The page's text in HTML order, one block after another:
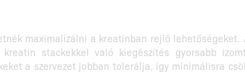
maximalizálni a kreatinban rejlő
stackekkel való kiegészítés gyorsabb
a szervezet jobban tolerálja, így minimálisra